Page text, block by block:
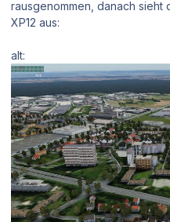
rausgenommen, danach sieht
XP12 aus:
alt: